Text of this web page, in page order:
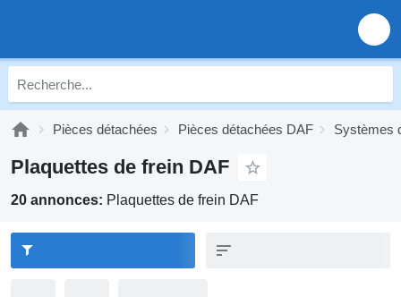
Pièces détachées Pièces détachées DAF Systèmes
Plaquettes de frein DAF
20 annonces: Plaquettes de frein DAF